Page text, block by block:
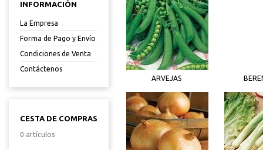
INFORMACIÓN
La Empresa
Forma de Pago y Envío
Condiciones de Venta
Contáctenos
CESTA DE COMPRAS
0 artículos
ARVEJAS